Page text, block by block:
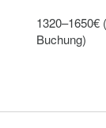
1320–1650€
Buchung)
15–15€